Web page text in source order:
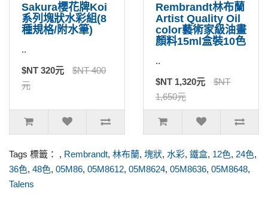
Sakura櫻花牌Koi
系列塊狀水彩組(8
種規格/附水筆)
..
$NT 320元
$NT 400
元
Rembrandt林布蘭
Artist Quality Oil
color藝術家級油畫
顏料15ml盒裝10色
..
$NT 1,320元
$NT
1,650元
Tags 標籤： , Rembrandt, 林布蘭, 塊狀, 水彩, 鐵盒, 12色, 24色,
36色, 48色, 05M86, 05M8612, 05M8624, 05M8636, 05M8648,
Talens